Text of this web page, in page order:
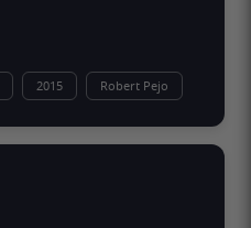
2015 Robert Pejo